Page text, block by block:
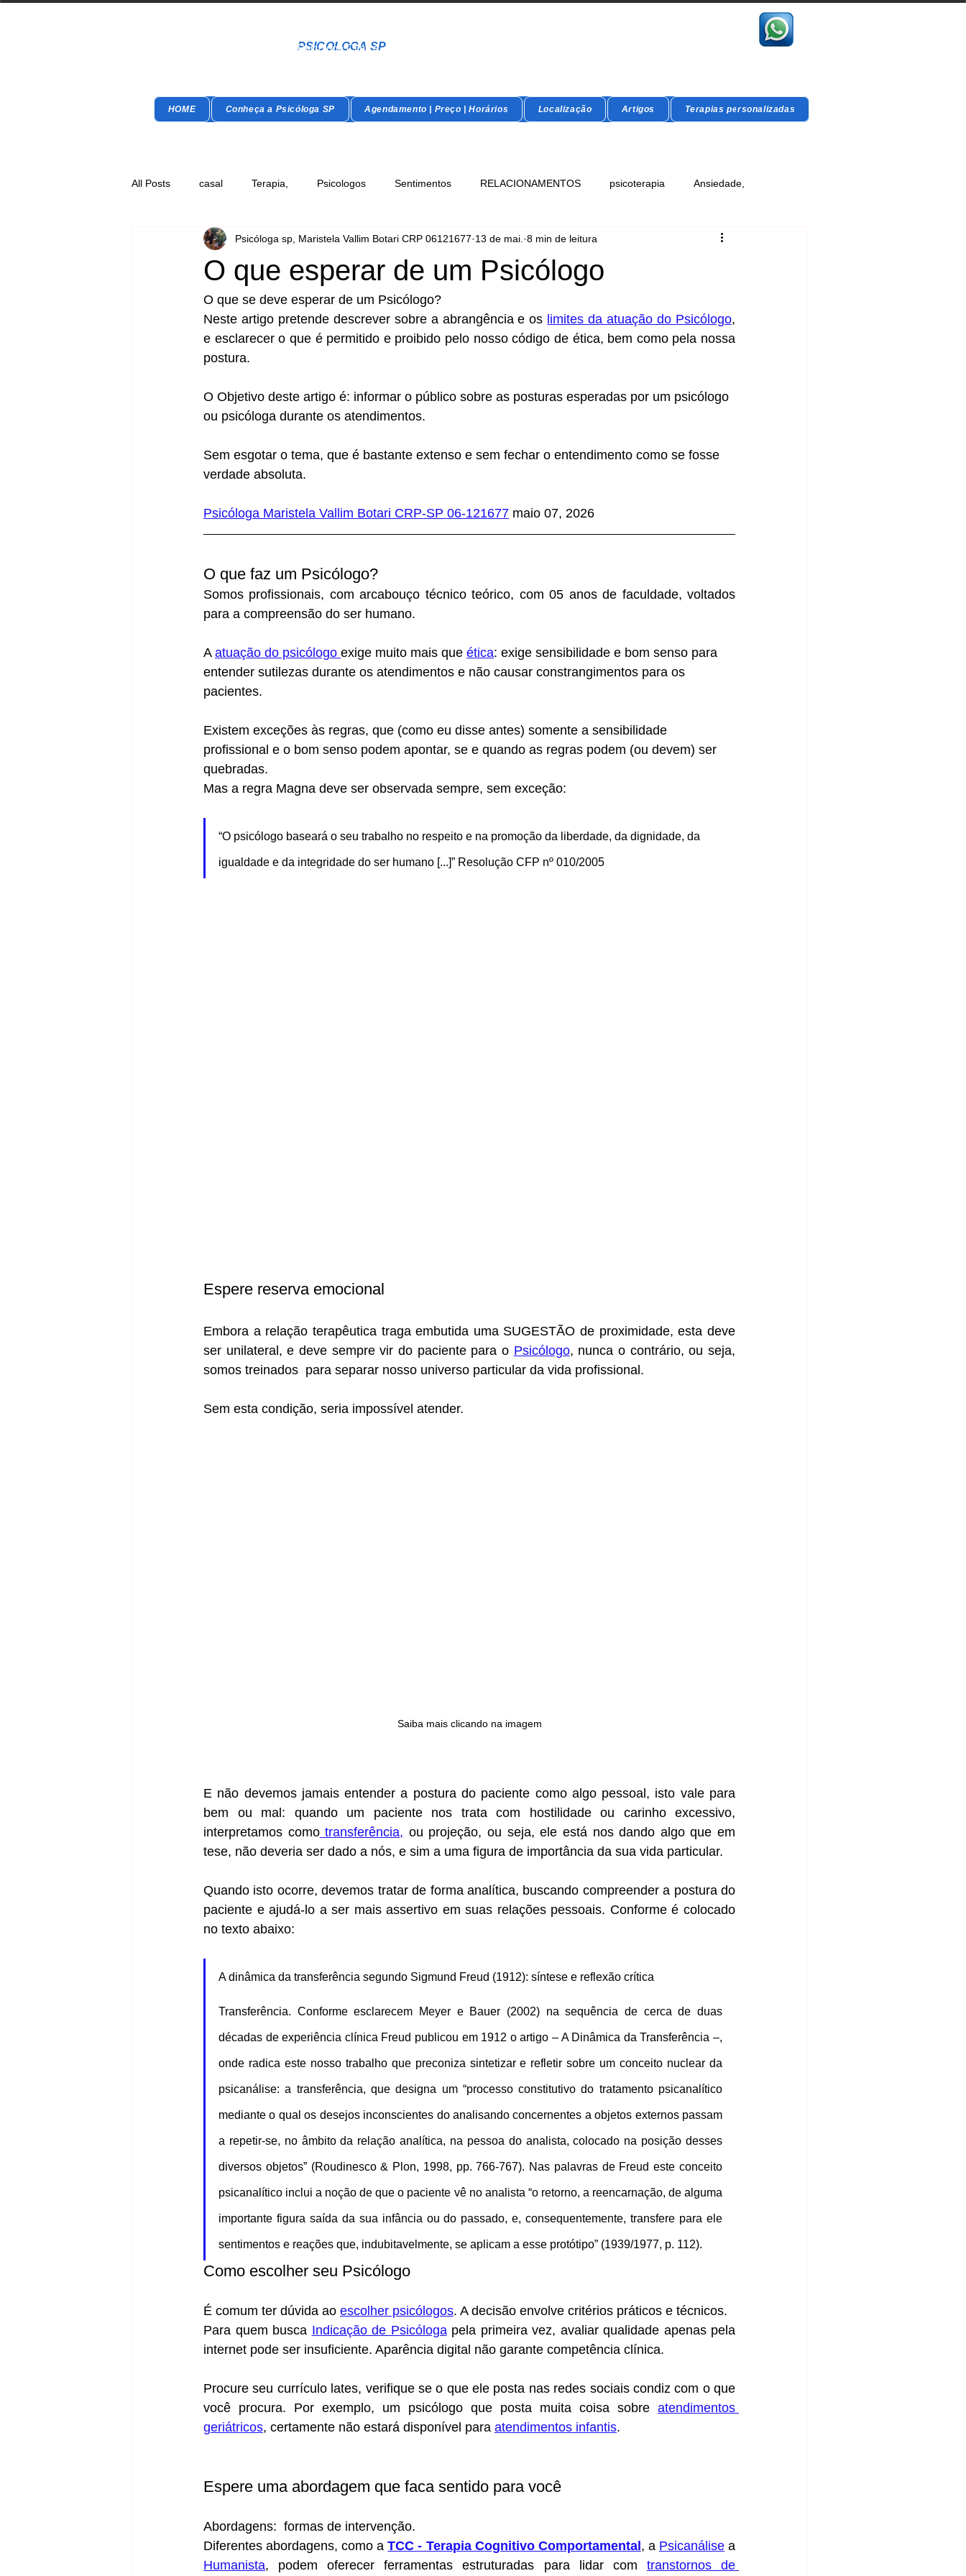
PSICOLOGA SP
Psicóloga Clínica - Maristela Vallim Botari - CRP-SP 06-121677
HOME Conheça a Psicóloga SP Agendamento | Preço | Horários Localização Artigos Terapias personalizadas
All Posts casal Terapia, Psicologos Sentimentos RELACIONAMENTOS psicoterapia Ansiedade,
Psicoeducação
O que esperar de um Psicólogo
Psicóloga sp, Maristela Vallim Botari CRP 06121677 13 de mai. 8 min de leitura
O que se deve esperar de um Psicólogo?
Neste artigo pretende descrever sobre a abrangência e os limites da atuação do Psicólogo,
e esclarecer o que é permitido e proibido pelo nosso código de ética, bem como pela nossa
postura.
O Objetivo deste artigo é: informar o público sobre as posturas esperadas por um psicólogo
ou psicóloga durante os atendimentos.
Sem esgotar o tema, que é bastante extenso e sem fechar o entendimento como se fosse
verdade absoluta.
Psicóloga Maristela Vallim Botari CRP-SP 06-121677 maio 07, 2026
O que faz um Psicólogo?
Somos profissionais, com arcabouço técnico teórico, com 05 anos de faculdade, voltados
para a compreensão do ser humano.
A atuação do psicólogo exige muito mais que ética: exige sensibilidade e bom senso para
entender sutilezas durante os atendimentos e não causar constrangimentos para os
pacientes.
Existem exceções às regras, que (como eu disse antes) somente a sensibilidade
profissional e o bom senso podem apontar, se e quando as regras podem (ou devem) ser
quebradas.
Mas a regra Magna deve ser observada sempre, sem exceção:
“O psicólogo baseará o seu trabalho no respeito e na promoção da liberdade, da dignidade, da
igualdade e da integridade do ser humano [...]” Resolução CFP nº 010/2005
Espere reserva emocional
Embora a relação terapêutica traga embutida uma SUGESTÃO de proximidade, esta deve
ser unilateral, e deve sempre vir do paciente para o Psicólogo, nunca o contrário, ou seja,
somos treinados  para separar nosso universo particular da vida profissional.
Sem esta condição, seria impossível atender.
Saiba mais clicando na imagem
E não devemos jamais entender a postura do paciente como algo pessoal, isto vale para
bem ou mal: quando um paciente nos trata com hostilidade ou carinho excessivo,
interpretamos como transferência, ou projeção, ou seja, ele está nos dando algo que em
tese, não deveria ser dado a nós, e sim a uma figura de importância da sua vida particular.
Quando isto ocorre, devemos tratar de forma analítica, buscando compreender a postura do
paciente e ajudá-lo a ser mais assertivo em suas relações pessoais. Conforme é colocado
no texto abaixo:
A dinâmica da transferência segundo Sigmund Freud (1912): síntese e reflexão crítica
Transferência. Conforme esclarecem Meyer e Bauer (2002) na sequência de cerca de duas
décadas de experiência clínica Freud publicou em 1912 o artigo – A Dinâmica da Transferência –,
onde radica este nosso trabalho que preconiza sintetizar e refletir sobre um conceito nuclear da
psicanálise: a transferência, que designa um “processo constitutivo do tratamento psicanalítico
mediante o qual os desejos inconscientes do analisando concernentes a objetos externos passam
a repetir-se, no âmbito da relação analítica, na pessoa do analista, colocado na posição desses
diversos objetos” (Roudinesco & Plon, 1998, pp. 766-767). Nas palavras de Freud este conceito
psicanalítico inclui a noção de que o paciente vê no analista “o retorno, a reencarnação, de alguma
importante figura saída da sua infância ou do passado, e, consequentemente, transfere para ele
sentimentos e reações que, indubitavelmente, se aplicam a esse protótipo” (1939/1977, p. 112).
Como escolher seu Psicólogo
É comum ter dúvida ao escolher psicólogos. A decisão envolve critérios práticos e técnicos.
Para quem busca Indicação de Psicóloga pela primeira vez, avaliar qualidade apenas pela
internet pode ser insuficiente. Aparência digital não garante competência clínica.
Procure seu currículo lates, verifique se o que ele posta nas redes sociais condiz com o que
você procura. Por exemplo, um psicólogo que posta muita coisa sobre atendimentos
geriátricos, certamente não estará disponível para atendimentos infantis.
Espere uma abordagem que faca sentido para você
Abordagens:  formas de intervenção.
Diferentes abordagens, como a TCC - Terapia Cognitivo Comportamental , a Psicanálise
Humanista, podem oferecer ferramentas estruturadas para lidar com transtornos de